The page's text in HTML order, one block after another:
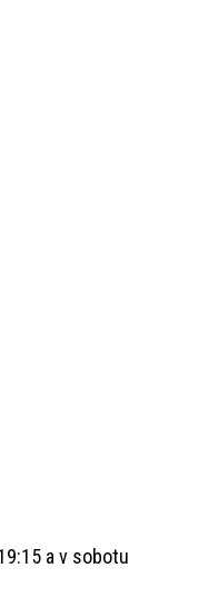
a v sobotu